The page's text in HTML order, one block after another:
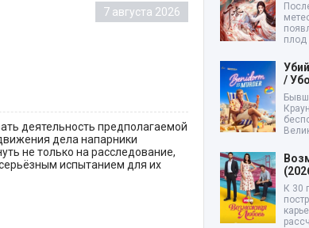
7 августа 2026
деятельность предполагаемой
дела напарники
не только на расследование,
испытанием для их
плод
/
К 30